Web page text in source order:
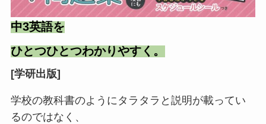
中3英語を
ひとつひとつわかりやすく。
[学研出版]
学校の教科書のようにタラタラと説明が載ってい
るのではなく、